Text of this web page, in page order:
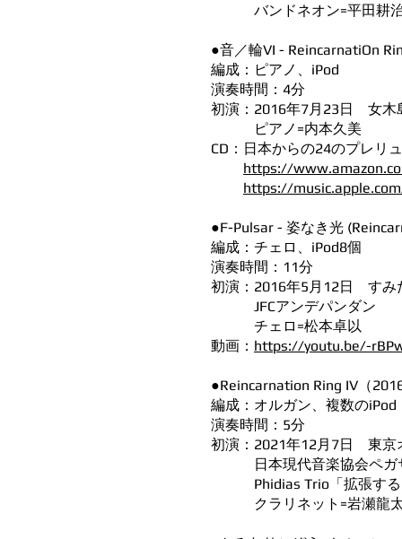
バンドネオン=平田耕
●音／輪VI - ReincarnatiOn
編成：ピアノ、iPod
演奏時間：4分
初演：2016年7月23日 女木
ピアノ=内本久美
CD：日本からの24のプレリ
https://
https://
●F-Pulsar - 姿なき光
編成：チェロ、iPod8個
演奏時間：11分
初演：2016年5月12日 すみ
JFCアンデパンダン
チェロ=松本卓以
動画： https://youtu.be/-
●Reincarnation Ring IV（
編成：オルガン、複数のiPod
演奏時間：5分
初演：2021年12月7日 東京
日本現代音楽協会ペガ
Phidias Trio「拡張する
クラリネット=岩瀬龍